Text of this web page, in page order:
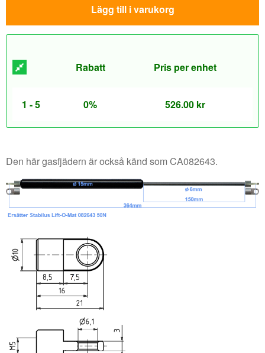
Lägg till i varukorg
Rabatt Pris per enhet
1 - 5 0% 526.00 kr
Den här gasfjädern är också känd som CA082643.